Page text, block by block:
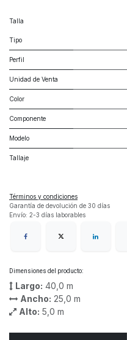
Talla
Tipo
Perfil
Unidad de Venta
Color
Componente
Modelo
Tallaje
Términos y condiciones
Garantía de devolución de 30 días
Envío: 2-3 días laborables
Dimensiones del producto:
Largo: 40,0 m
Ancho: 25,0 m
Alto: 5,0 m